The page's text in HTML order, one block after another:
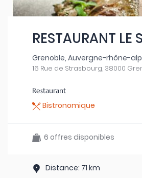
RESTAURANT LE
Grenoble, Auvergne-rhône-
16 Rue de Strasbourg, 38000
Restaurant
Bistronomique
6 offres disponibles
Distance: 71 km